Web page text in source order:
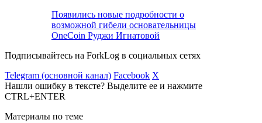
Появились новые подробности о
возможной гибели основательницы
OneCoin Руджи Игнатовой
Подписывайтесь на ForkLog в социальных сетях
Telegram (основной канал) Facebook X
Нашли ошибку в тексте? Выделите ее и нажмите
CTRL+ENTER
Материалы по теме